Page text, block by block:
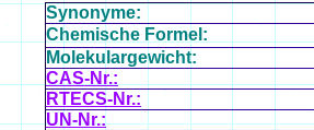
Synonyme:
Chemische Formel:
Molekulargewicht:
CAS-Nr.:
RTECS-Nr.:
UN-Nr.: